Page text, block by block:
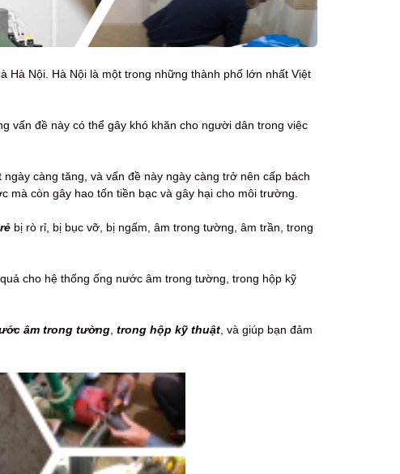
Nội. Hà Nội là một trong những thành phố lớn nhất Việt
vấn đề này có thể gây khó khăn cho người dân trong việc
càng tăng, và vấn đề này ngày càng trở nên cấp bách
mà còn gây hao tốn tiền bạc và gây hại cho môi trường.
bị rò rỉ, bị bục vỡ, bị ngấm, âm trong tường, âm trần, trong
cho hệ thống ống nước âm trong tường, trong hộp kỹ
âm trong tường, trong hộp kỹ thuật, và giúp bạn đảm